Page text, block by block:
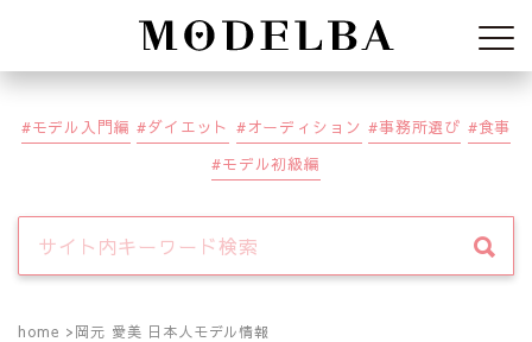
Modelba
モデル入門編 ダイエット オーディション 事務所選び
食事
モデル初級編
home 岡元 愛美 日本人モデル情報